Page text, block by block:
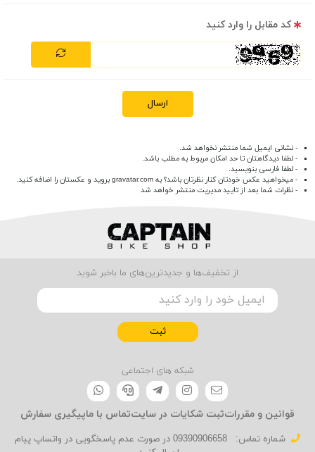
کد مقابل را وارد کنید
ارسال
- نشانی ایمیل شما منتشر نخواهد شد.
- لطفا دیدگاهتان تا حد امکان مربوط به مطلب باشد.
- لطفا فارسی بنویسید.
- میخواهید عکس خودتان کنار نظرتان باشد؟ به gravatar.com بروید و عکستان را اضافه کنید.
- نظرات شما بعد از تایید مدیریت منتشر خواهد شد
از تخفیف‌ها و جدیدترین‌های ما باخبر شوید
ثبت
شبکه های اجتماعی
قوانین و مقرراتثبت شکایات در سایتتماس با ماپیگیری سفارش
شماره تماس‌:
09390906658 در صورت عدم پاسخگویی در واتساپ پیام